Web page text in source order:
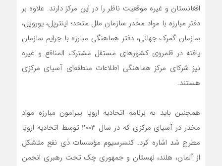
افغانستان و غیره موقعیت ناظر را در این مرکز دارند. علاوه بر
دفتر مبارزه با مواد مخدر سازمان ملل متحد؛ اینترپل، یوروپل،
سازمان گمرک جهانی، دفتر هماهنگی مبارزه با جرایم سازمان
یافته در قلمروی کشورهای مستقل مشترک المنافع و غیره
نیز شرکای مرکز هماهنگی اطلاعات منطقه‌ای آسیای مرکزی
هستند.
همچنین باید به برنامه اتحادیه اروپا پیرامون مبارزه مواد
مخدر در آسیای مرکزی که در سال ۲۰۰۳ توسط اتحادیه اروپا
مطرح شد اشاره کرد. کنسرسیوم مؤسسات ذی نفع متشکل
از آلمان، هلند، لهستان و جمهوری چک تحت رهبری انجمن